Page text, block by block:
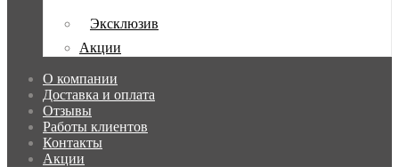
Эксклюзив
Акции
О компании
Доставка и оплата
Отзывы
Работы клиентов
Контакты
Акции